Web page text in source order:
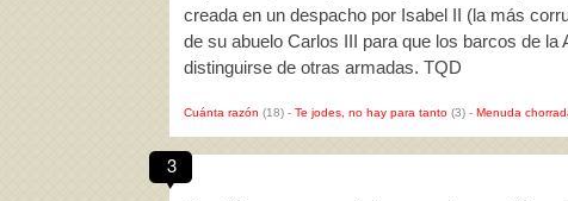
creada en un despacho por Isabel II (la más
de su abuelo Carlos III para que los barcos de
distinguirse de otras armadas. TQD
Cuánta razón (18) - Te jodes, no hay para tanto (3) - Menuda
3